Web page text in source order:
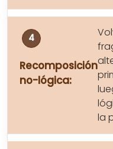
Recomposición
no-lógica:
la